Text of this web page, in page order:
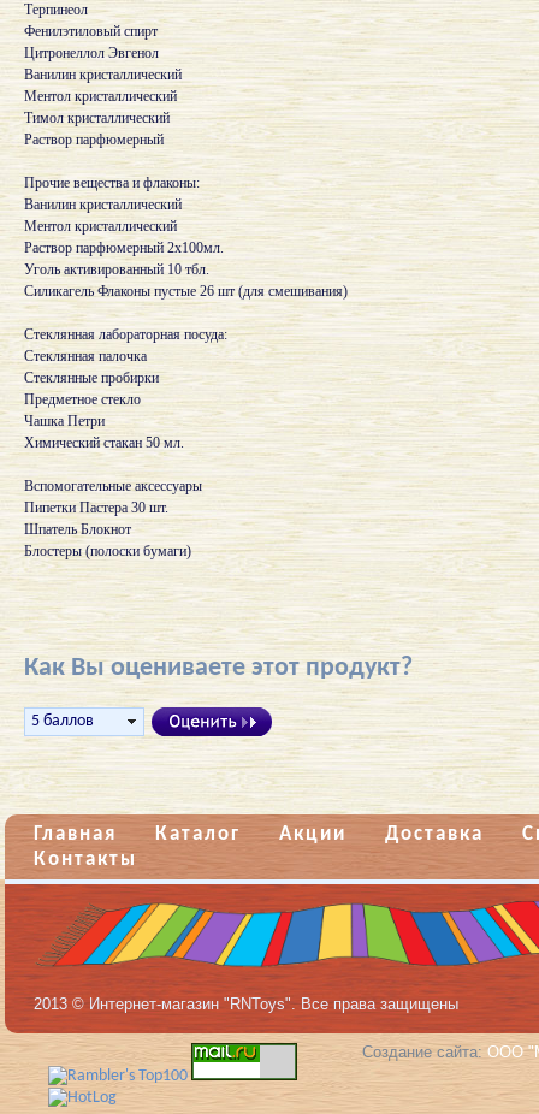
Терпинеол
Фенилэтиловый спирт
Цитронеллол Эвгенол
Ванилин кристаллический
Ментол кристаллический
Тимол кристаллический
Раствор парфюмерный
Прочие вещества и флаконы:
Ванилин кристаллический
Ментол кристаллический
Раствор парфюмерный 2х100мл.
Уголь активированный 10 тбл.
Силикагель Флаконы пустые 26 шт (для смешивания)
Стеклянная лабораторная посуда:
Стеклянная палочка
Стеклянные пробирки
Предметное стекло
Чашка Петри
Химический стакан 50 мл.
Вспомогательные аксессуары
Пипетки Пастера 30 шт.
Шпатель Блокнот
Блостеры (полоски бумаги)
Как Вы оцениваете этот продукт?
Главная Каталог Акции Доставка
Контакты
2013 © Интернет-магазин "RNToys". Все права защищены
Создание сайта: ООО